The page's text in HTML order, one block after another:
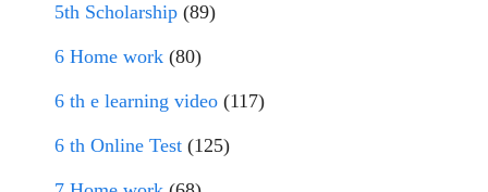
5th Scholarship (89)
6 Home work (80)
6 th e learning video (117)
6 th Online Test (125)